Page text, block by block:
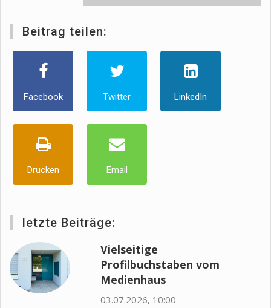
Beitrag teilen:
Facebook Twitter LinkedIn
Drucken Email
letzte Beiträge:
Vielseitige
Profilbuchstaben vom
Medienhaus
03.07.2026, 10:00